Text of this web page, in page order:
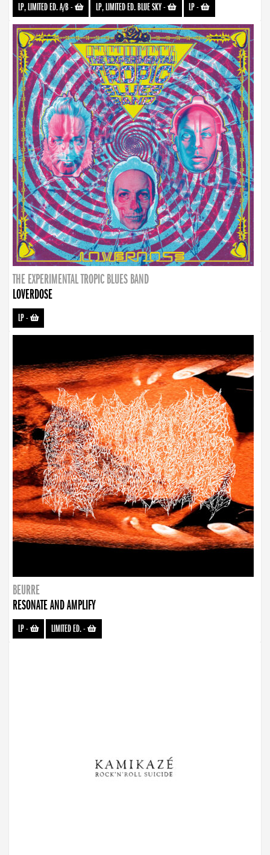
LP, LIMITED ED. A/B- LP, LIMITED ED. BLUE SKY- LP-
THE EXPERIMENTAL TROPIC BLUES BAND
LOVERDOSE
LP-
BEURRE
RESONATE AND AMPLIFY
LP- LIMITED ED.-